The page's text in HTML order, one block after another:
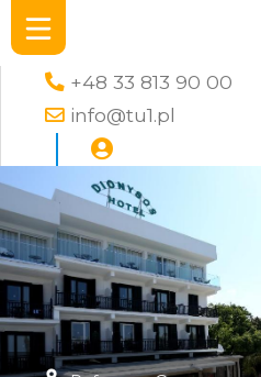
+48 33 813 90 00
info@tu1.pl